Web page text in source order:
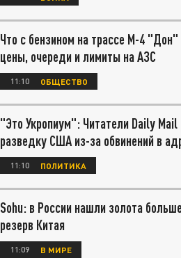
Что с бензином на трассе М-4 "Дон"
цены, очереди и лимиты на АЗС
11:10 ОБЩЕСТВО
"Это Укропиум": Читатели Daily
разведку США из-за обвинений в
11:10 ПОЛИТИКА
Sohu: в России нашли золота
резерв Китая
11:09 В МИРЕ